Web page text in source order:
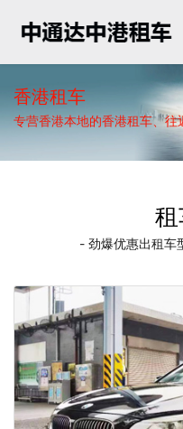
香港租车
专营香港本地的香港租车、
- 劲爆优惠出租车